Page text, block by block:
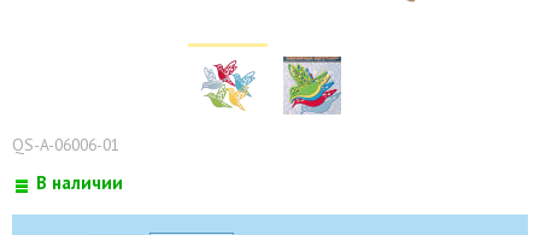
QS-A-06006-01
В наличии